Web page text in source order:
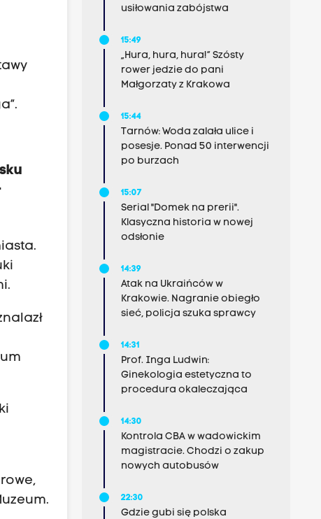
usiłowania zabójstwa
15:49
„Hura, hura, hura!” Szósty
rower jedzie do pani
Małgorzaty z Krakowa
15:44
Tarnów: Woda zalała ulice i
posesje. Ponad 50 interwencji
po burzach
15:07
Serial "Domek na prerii".
Klasyczna historia w nowej
odsłonie
14:39
Atak na Ukraińców w
Krakowie. Nagranie obiegło
sieć, policja szuka sprawcy
14:31
Prof. Inga Ludwin:
Ginekologia estetyczna to
procedura okaleczająca
14:30
Kontrola CBA w wadowickim
magistracie. Chodzi o zakup
nowych autobusów
22:30
Gdzie gubi się polska